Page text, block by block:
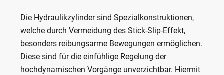
Die Hydraulikzylinder sind Spezialkonstruktionen,
welche durch Vermeidung des Stick-Slip-Effekt,
besonders reibungsarme Bewegungen ermöglichen.
Diese sind für die einfühlige Regelung der
hochdynamischen Vorgänge unverzichtbar. Hiermit